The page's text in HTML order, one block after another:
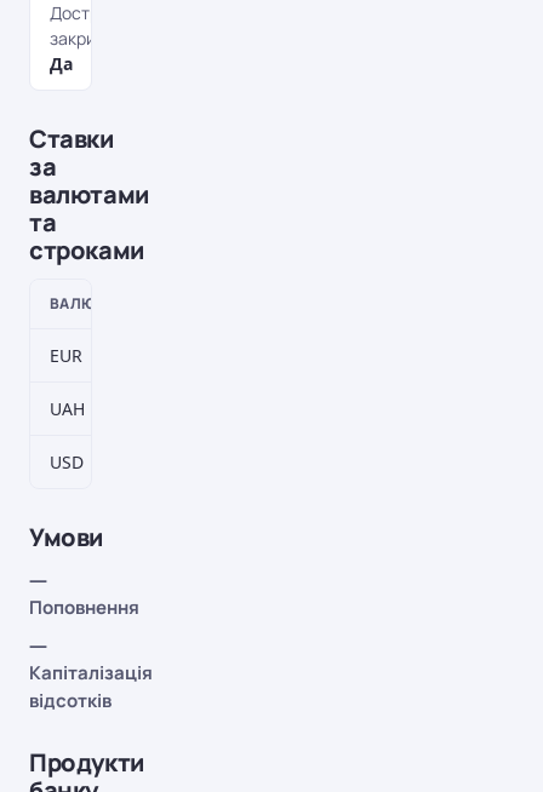
Дострокова
закриття
Да
Ставки
за
валютами
та
строками
ВАЛЮТА
EUR
UAH
USD
Умови
—
Поповнення
—
Капіталізація
відсотків
Продукти